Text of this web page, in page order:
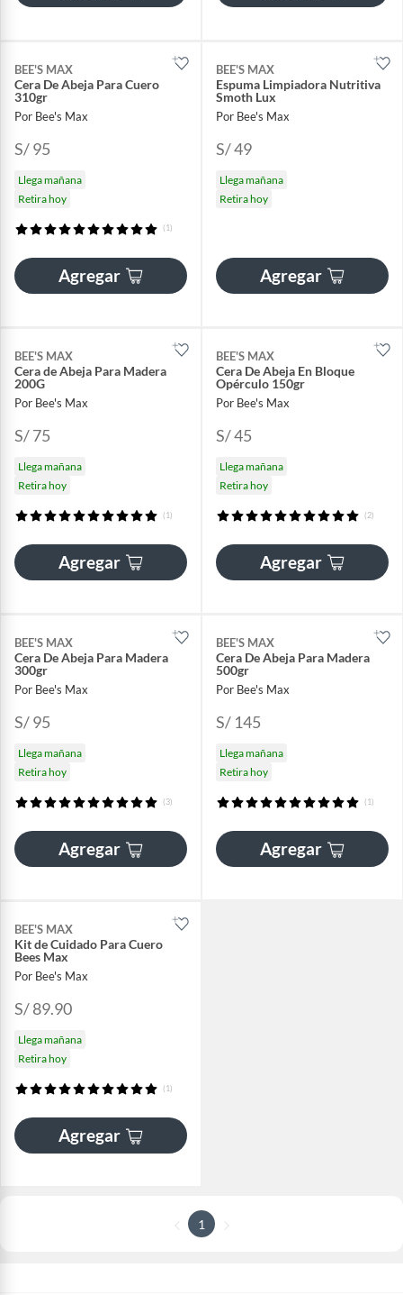
BEE'S MAX
Cera De Abeja Para Cuero
310gr
Por Bee's Max
S/ 95
Llega mañana
Retira hoy
(1)
Agregar
BEE'S MAX
Espuma Limpiadora Nutritiva
Smoth Lux
Por Bee's Max
S/ 49
Llega mañana
Retira hoy
Agregar
BEE'S MAX
Cera de Abeja Para Madera
200G
Por Bee's Max
S/ 75
Llega mañana
Retira hoy
(1)
Agregar
BEE'S MAX
Cera De Abeja En Bloque
Opérculo 150gr
Por Bee's Max
S/ 45
Llega mañana
Retira hoy
(2)
Agregar
BEE'S MAX
Cera De Abeja Para Madera
300gr
Por Bee's Max
S/ 95
Llega mañana
Retira hoy
(3)
Agregar
BEE'S MAX
Cera De Abeja Para Madera
500gr
Por Bee's Max
S/ 145
Llega mañana
Retira hoy
(1)
Agregar
BEE'S MAX
Kit de Cuidado Para Cuero
Bees Max
Por Bee's Max
S/ 89.90
Llega mañana
Retira hoy
(1)
Agregar
1